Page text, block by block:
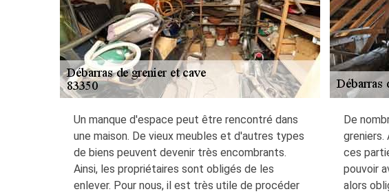
Un manque d'espace peut être rencontré dans
une maison. De vieux meubles et d'autres types
de biens peuvent devenir très encombrants.
Ainsi, les propriétaires sont obligés de les
enlever. Pour nous, il est très utile de procéder
De
greniers.
ces
pouvoir
alors